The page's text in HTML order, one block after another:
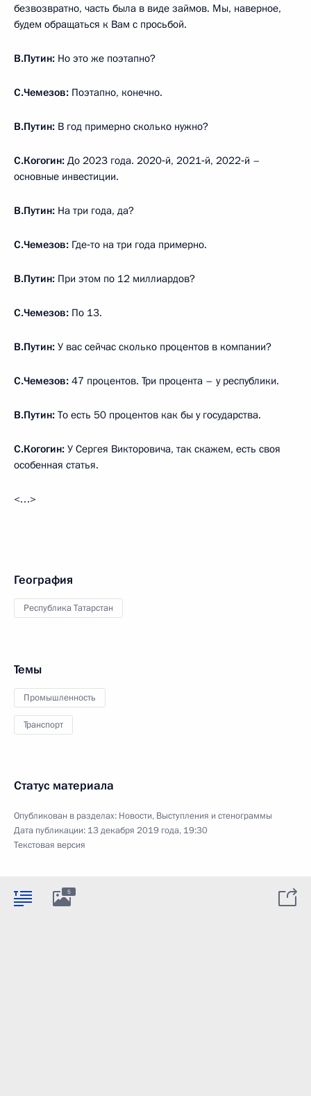
безвозвратно, часть была в виде займов. Мы, наверное,
будем обращаться к Вам с просьбой.
В.Путин: Но это же поэтапно?
С.Чемезов: Поэтапно, конечно.
В.Путин: В год примерно сколько нужно?
С.Когогин: До 2023 года. 2020‑й, 2021‑й, 2022‑й –
основные инвестиции.
В.Путин: На три года, да?
С.Чемезов: Где‑то на три года примерно.
В.Путин: При этом по 12 миллиардов?
С.Чемезов: По 13.
В.Путин: У вас сейчас сколько процентов в компании?
С.Чемезов: 47 процентов. Три процента – у республики.
В.Путин: То есть 50 процентов как бы у государства.
С.Когогин: У Сергея Викторовича, так скажем, есть своя
особенная статья.
<…>
География
Республика Татарстан
Темы
Промышленность
Транспорт
Статус материала
Опубликован в разделах: Новости, Выступления и стенограммы
Дата публикации: 13 декабря 2019 года, 19:30
Текстовая версия
5